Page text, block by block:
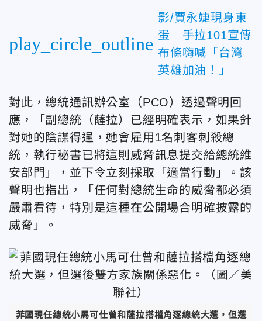
play_circle_outline
影/賈永婕現身東
蛋 手拉101宣傳
布條嗨喊「台灣
英雄加油！」
對此，總統通訊辦公室（PCO）透過聲明回
應，「副總統（薩拉）已經明確表示，如果針
對她的陰謀得逞，她會雇用1名刺客刺殺總
統，執行秘書已將這則威脅訊息提交給總統維
安部門」，並下令立刻採取「適當行動」。該
聲明也指出，「任何對總統生命的威脅都必須
嚴肅看待，特別是這種在公開場合明確披露的
威脅」。
菲國現任總統小馬可仕曾和薩拉搭檔角逐總統大選，但選